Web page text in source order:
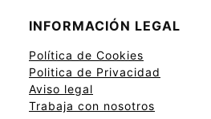
INFORMACIÓN LEGAL
Política de Cookies
Politica de Privacidad
Aviso legal
Trabaja con nosotros